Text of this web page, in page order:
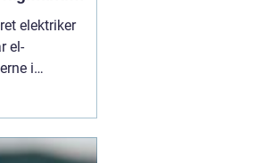
elektriker
el-
i
skal være